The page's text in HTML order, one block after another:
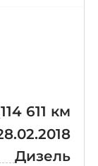
114 611 км
Дизель